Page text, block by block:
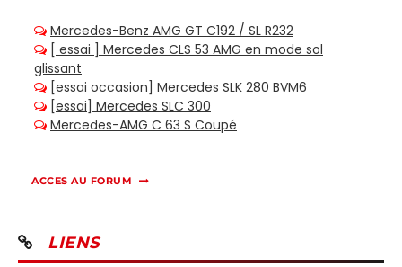
ACCES AU FORUM
LIENS